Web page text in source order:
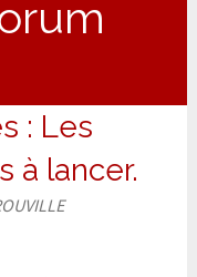
: Les
à lancer.